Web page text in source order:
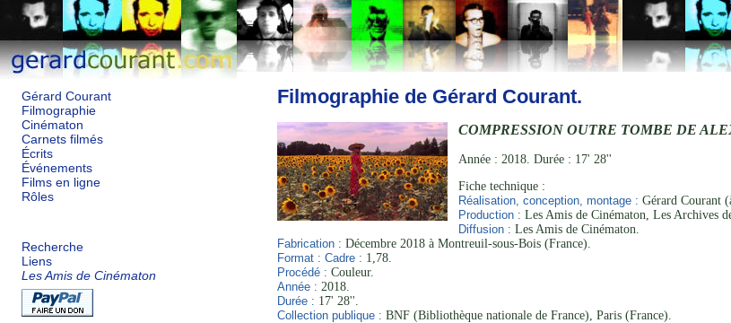
Gérard Courant
Filmographie
Cinématon
Carnets filmés
Écrits
Événements
Films en ligne
Rôles
Recherche
Liens
Les Amis de Cinématon
Filmographie de Gérard Courant.
COMPRESSION OUTRE TOMBE DE
Année : 2018. Durée : 17' 28''
Fiche technique :
Réalisation, conception, montage : Gérard Courant
Production : Les Amis de Cinématon, Les Archives
Diffusion : Les Amis de Cinématon.
Fabrication : Décembre 2018 à Montreuil-sous-Bois (France).
Format : Cadre : 1,78.
Procédé : Couleur.
Année : 2018.
Durée : 17' 28''.
Collection publique : BNF (Bibliothèque nationale de France), Paris (France).